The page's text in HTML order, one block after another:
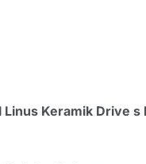
Linus Keramik Drive